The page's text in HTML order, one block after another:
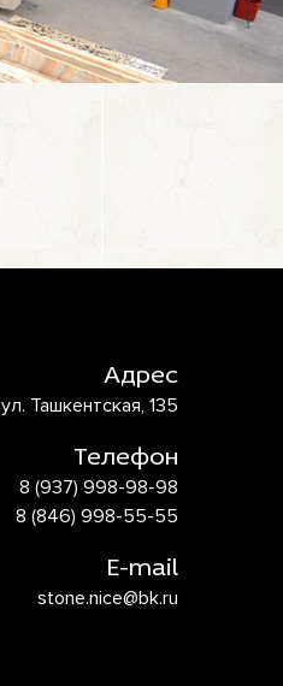
Адрес
Ташкентская, 135
Телефон
8 (937) 998-98-98
8 (846) 998-55-55
E-mail
stone.nice@bk.ru